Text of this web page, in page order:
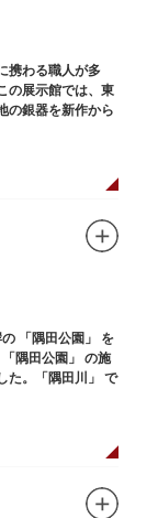
です。
武尊（やまとたけ
れ、寿老人が祀ら
携わる職人が多
の展示館では、東
の銀器を新作から
「隅田公園」 を
隅田公園」 の施
た。「隅田川」 で